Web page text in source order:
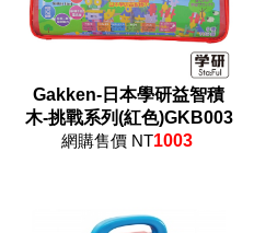
Gakken-日本學研益智積
木-挑戰系列(紅色)GKB003
網購售價 NT1003